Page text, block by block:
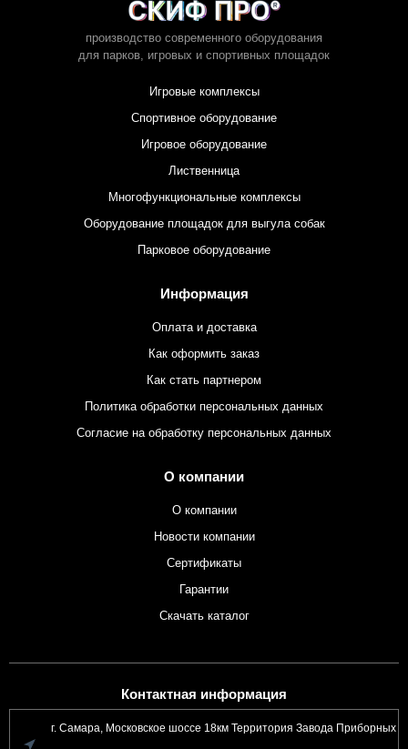
производство современного оборудования
для парков, игровых и спортивных площадок
Игровые комплексы
Спортивное оборудование
Игровое оборудование
Лиственница
Многофункциональные комплексы
Оборудование площадок для выгула собак
Парковое оборудование
Информация
Оплата и доставка
Как оформить заказ
Как стать партнером
Политика обработки персональных данных
Согласие на обработку персональных данных
О компании
О компании
Новости компании
Сертификаты
Гарантии
Скачать каталог
Контактная информация
г. Самара, Московское шоссе 18км Территория Завода Приборных